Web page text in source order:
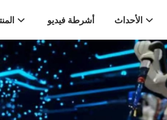
أشرطة فيديو الأحداث